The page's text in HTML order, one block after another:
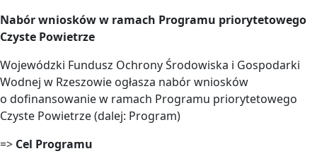
Nabór wniosków w ramach Programu priorytetowego
Czyste Powietrze
Wojewódzki Fundusz Ochrony Środowiska i Gospodarki
Wodnej w Rzeszowie ogłasza nabór wniosków
o dofinansowanie w ramach Programu priorytetowego
Czyste Powietrze (dalej: Program)
=> Cel Programu